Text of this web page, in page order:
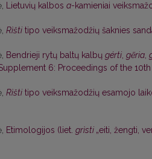
Lietuvių kalbos a-kamieniai
Rìšti tipo veiksmažodžių šaknies
Bendrieji rytų baltų kalbų gérti, gẽria,
6: Proceedings of the
Rìšti tipo veiksmažodžių esamojo
Etimologijos (liet. grìsti „eiti, žengti,